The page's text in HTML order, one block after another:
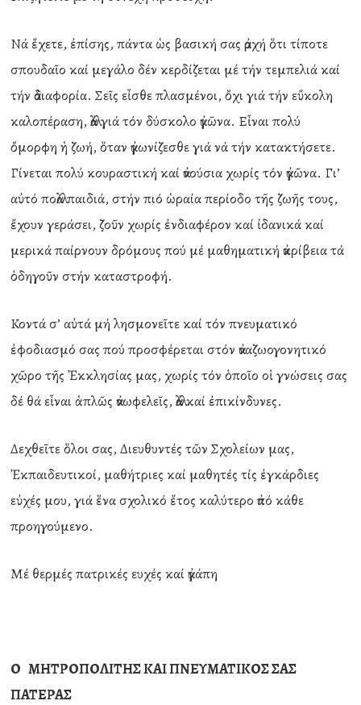
Νά ἔχετε, ἐπίσης, πάντα ὡς βασική σας ἀρχή ὅτι τίποτε
σπουδαῖο καί μεγάλο δέν κερδίζεται μέ τήν τεμπελιά καί
τήν ἀδιαφορία. Σεῖς εἶσθε πλασμένοι, ὄχι γιά τήν εὔκολη
καλοπέραση, ἀλλά γιά τόν δύσκολο ἀγῶνα. Εἶναι πολύ
ὄμορφη ἡ ζωή, ὅταν ἀγωνίζεσθε γιά νά τήν κατακτήσετε.
Γίνεται πολύ κουραστική καί ἀνούσια χωρίς τόν ἀγῶνα. Γι’
αὐτό πολλά παιδιά, στήν πιό ὡραία περίοδο τῆς ζωῆς τους,
ἔχουν γεράσει, ζοῦν χωρίς ἐνδιαφέρον καί ἰδανικά καί
μερικά παίρνουν δρόμους πού μέ μαθηματική ἀκρίβεια τά
ὁδηγοῦν στήν καταστροφή.
Κοντά σ’ αὐτά μή λησμονεῖτε καί τόν πνευματικό
ἐφοδιασμό σας πού προσφέρεται στόν ἀναζωογονητικό
χῶρο τῆς Ἐκκλησίας μας, χωρίς τόν ὁποῖο οἱ γνώσεις σας
δέ θά εἶναι ἁπλῶς ἀνωφελεῖς, ἀλλά καί ἐπικίνδυνες.
Δεχθεῖτε ὅλοι σας, Διευθυντές τῶν Σχολείων μας,
Ἐκπαιδευτικοί, μαθήτριες καί μαθητές τίς ἐγκάρδιες
εὐχές μου, γιά ἕνα σχολικό ἔτος καλύτερο ἀπό κάθε
προηγούμενο.
Μέ θερμές πατρικές ευχές καί ἀγάπη
Ο ΜΗΤΡΟΠΟΛΙΤΗΣ ΚΑΙ ΠΝΕΥΜΑΤΙΚΟΣ ΣΑΣ
ΠΑΤΕΡΑΣ